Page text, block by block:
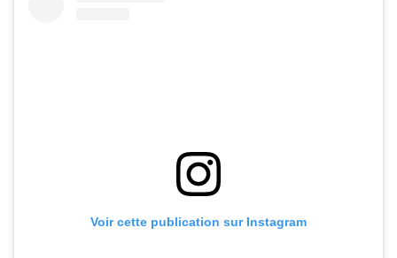
Voir cette publication sur Instagram